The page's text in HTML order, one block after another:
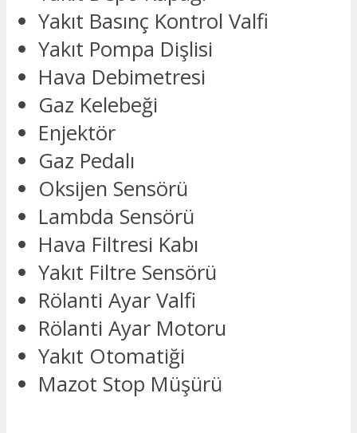
Yakıt Basınç Kontrol Valfi
Yakıt Pompa Dişlisi
Hava Debimetresi
Gaz Kelebeği
Enjektör
Gaz Pedalı
Oksijen Sensörü
Lambda Sensörü
Hava Filtresi Kabı
Yakıt Filtre Sensörü
Rölanti Ayar Valfi
Rölanti Ayar Motoru
Yakıt Otomatiği
Mazot Stop Müşürü